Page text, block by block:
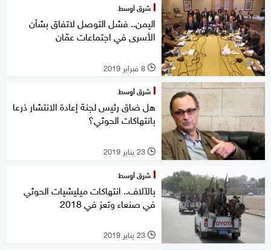
شرق أوسط
اليمن.. فشل التوصل لاتفاق بشأن
الأسرى في اجتماعات عمّان
l 8 فبراير 2019
شرق أوسط
هل ضاق رئيس لجنة إعادة الانتشار ذرعا
بانتهاكات الحوثي؟
l 23 يناير 2019
شرق أوسط
بالآلاف.. انتهاكات ميليشيات الحوثي
في صنعاء وتعز في 2018
l 23 يناير 2019